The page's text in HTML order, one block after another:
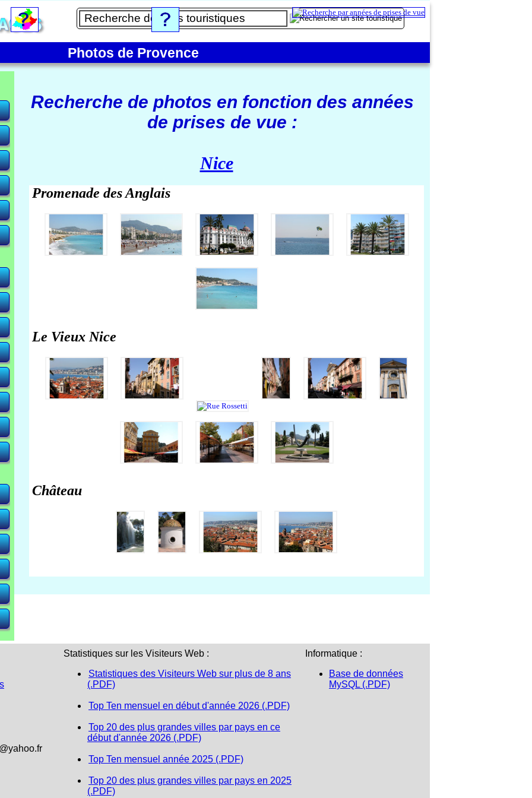
Photos de Provence
Recherche de photos en fonction des années
de prises de vue :
Nice
Promenade des Anglais
Le Vieux Nice
Château
Statistiques sur les Visiteurs Web :
Statistiques des Visiteurs Web sur plus de 8 ans
(.PDF)
Top Ten mensuel en début d'année 2026 (.PDF)
Top 20 des plus grandes villes par pays en ce
début d'année 2026 (.PDF)
Top Ten mensuel année 2025 (.PDF)
Top 20 des plus grandes villes par pays en 2025
(.PDF)
Informatique :
Base de données
MySQL (.PDF)